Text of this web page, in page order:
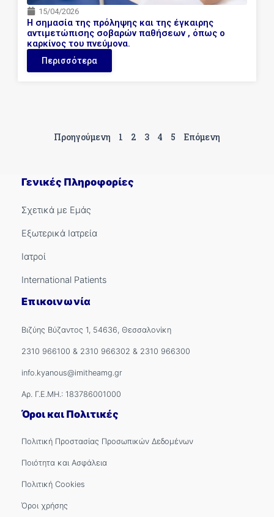
15/04/2026
H σημασία της πρόληψης και της έγκαιρης
αντιμετώπισης σοβαρών παθήσεων , όπως ο
καρκίνος του πνεύμονα.
Περισσότερα
Προηγούμενη 1 2 3 4 5 Επόμενη
Γενικές Πληροφορίες
Σχετικά με Εμάς
Εξωτερικά Ιατρεία
Ιατροί
International Patients
Επικοινωνία
Βιζύης Βύζαντος 1, 54636, Θεσσαλονίκη
2310 966100 & 2310 966302 & 2310 966300
info.kyanous@imitheamg.gr
Αρ. Γ.Ε.ΜΗ.: 183786001000
Όροι και Πολιτικές
Πολιτική Προστασίας Προσωπικών Δεδομένων
Ποιότητα και Ασφάλεια
Πολιτική Cookies
Όροι χρήσης